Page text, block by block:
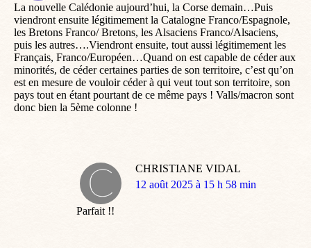
La nouvelle Calédonie aujourd’hui, la Corse demain…Puis
viendront ensuite légitimement la Catalogne Franco/Espagnole,
les Bretons Franco/ Bretons, les Alsaciens Franco/Alsaciens,
puis les autres….Viendront ensuite, tout aussi légitimement les
Français, Franco/Européen…Quand on est capable de céder aux
minorités, de céder certaines parties de son territoire, c’est qu’on
est en mesure de vouloir céder à qui veut tout son territoire, son
pays tout en étant pourtant de ce même pays ! Valls/macron sont
donc bien la 5ème colonne !
CHRISTIANE VIDAL
dit
12 août 2025 à 15 h 58 min
Parfait !!